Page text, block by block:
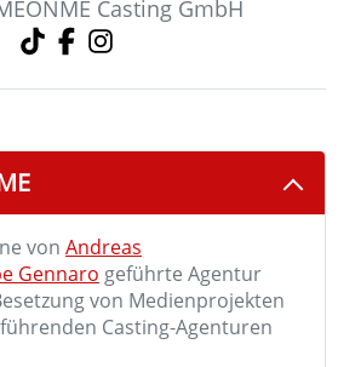
Casting GmbH
von Andreas
Gennaro geführte Agentur
von Medienprojekten
Casting-Agenturen